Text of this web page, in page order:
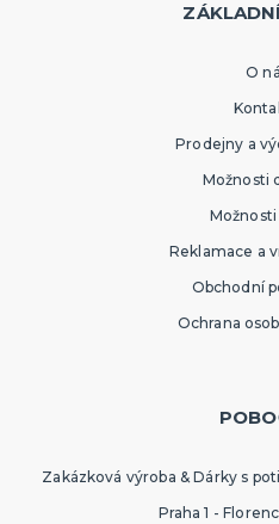
O
Prodejny a
Možnosti
Reklamace a
Obchodní
Ochrana
Zakázková výroba & Dárky s
Praha 1 -